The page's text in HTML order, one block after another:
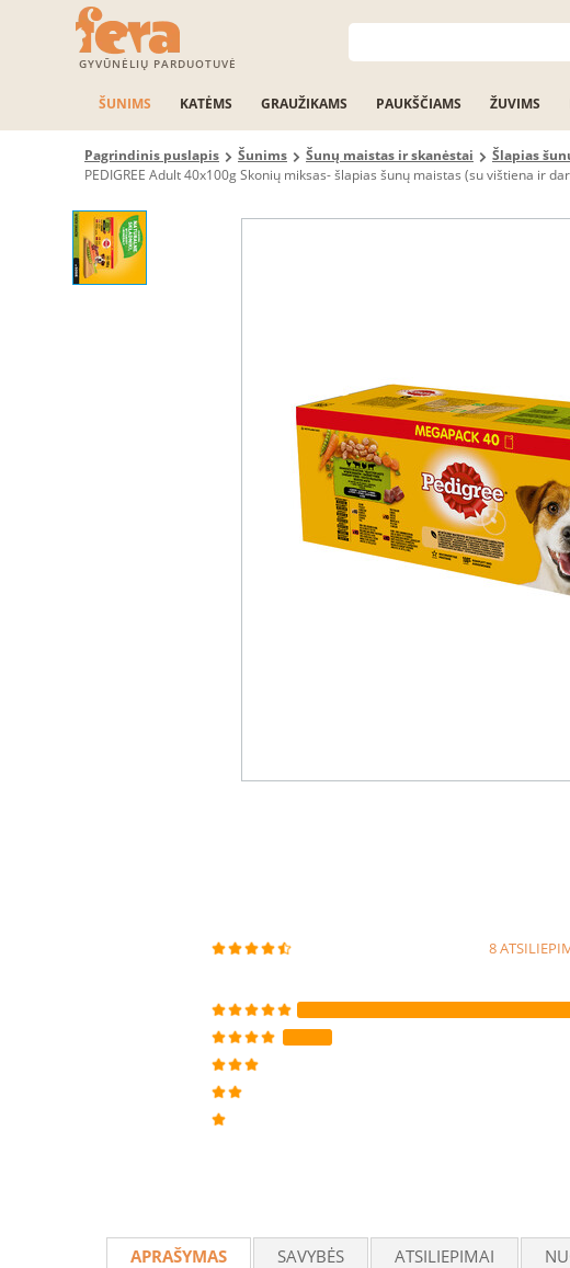
GYVŪNĖLIŲ PARDUOTUVĖ
ŠUNIMS KATĖMS GRAUŽIKAMS PAUKŠČIAMS ŽUVIMS
Pagrindinis puslapis Šunims Šunų maistas ir skanėstai
Šlapias
PEDIGREE Adult 40x100g Skonių miksas- šlapias šunų maistas (su vištiena ir
8
APRAŠYMAS SAVYBĖS ATSILIEPIMAI